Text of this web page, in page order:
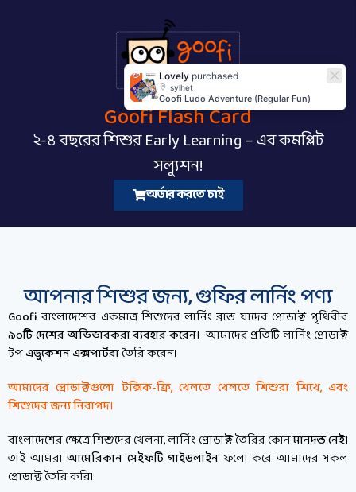
Goofi Flash Card
২-৪ বছরের শিশুর Early Learning – এর কমপ্লিট
সল্যুশন!
অর্ডার করতে চাই
আপনার শিশুর জন্য, গুফির লার্নিং পণ্য
Goofi বাংলাদেশের একমাত্র শিশুদের লার্নিং ব্রান্ড যাদের প্রোডাক্ট পৃথিবীর
৯০টি দেশের অভিভাবকরা ব্যবহার করেন। আমাদের প্রতিটি লার্নিং প্রোডাক্ট
টপএডুকেশন এক্সপার্টরাতৈরি করেন।
আমাদের প্রোডাক্টগুলো টক্সিক-ফ্রি, খেলতে খেলতে শিশুরা শিখে, এবং
শিশুদের জন্য নিরাপদ।
বাংলাদেশের ক্ষেত্রে শিশুদের খেলনা, লার্নিং প্রোডাক্ট তৈরির কোনমানদন্ড নেই।
তাই আমরাআমেরিকান সেইফটি গাইডলাইন ফলো করে আমাদের সকল
প্রোডাক্ট তৈরি করি।
Lovely purchased
sylhet
Goofi Ludo Adventure (Regular Fun)